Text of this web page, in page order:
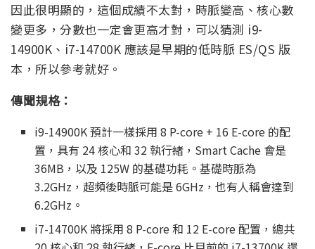
因此很明顯的，這個成績不太對，時脈變高、核心數
變更多，分數也一定會更高才對，可以猜測 i9-
14900K、i7-14700K 應該是早期的低時脈 ES/QS 版
本，所以參考就好。
傳聞規格：
i9-14900K 預計一樣採用 8 P-core + 16 E-core 的配
置，具有 24 核心和 32 執行緒，Smart Cache 會是
36MB，以及 125W 的基礎功耗。基礎時脈為
3.2GHz，超頻後時脈可能是 6GHz，也有人稱會達到
6.2GHz。
i7-14700K 將採用 8 P-core 和 12 E-core 配置，總共